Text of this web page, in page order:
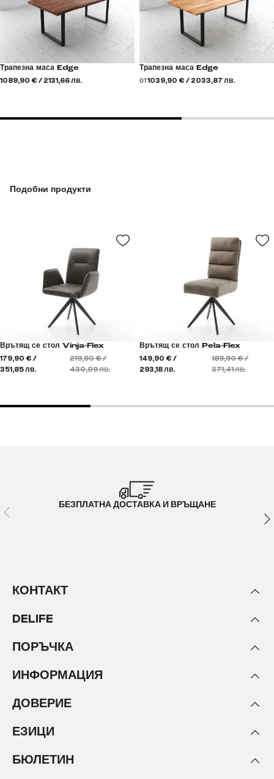
Подобни продукти
Врътящ се стол Vinja-Flex
179,90 € /
351,85 лв.
219,90 € /
430,09 лв.
Врътящ се стол Pela-Flex
149,90 € /
293,18 лв.
189,90 € /
371,41 лв.
Трапезна маса Edge
1089,90 € / 2131,66 лв.
Трапезна маса Edge
от1039,90 € / 2033,87 лв.
БЕЗПЛАТНА ДОСТАВКА И ВРЪЩАНЕ
КОНТАКТ
DELIFE
ПОРЪЧКА
ИНФОРМАЦИЯ
ДОВЕРИЕ
ЕЗИЦИ
БЮЛЕТИН